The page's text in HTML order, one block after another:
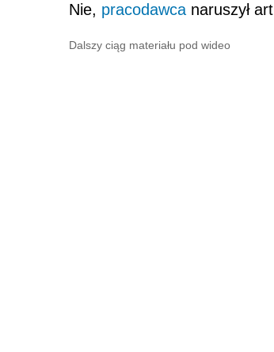
Nie, pracodawca naruszył
Dalszy ciąg materiału pod wideo